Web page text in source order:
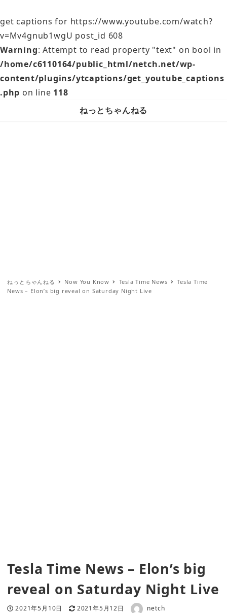
get captions for https://www.youtube.com/watch?
v=Mv4gnub1wgU post_id 608
Warning: Attempt to read property "text" on bool in
/home/c6110164/public_html/netch.net/wp-
content/plugins/ytcaptions/get_youtube_captions
.php on line 118
ねっとちゃんねる
ねっとちゃんねる Now You Know Tesla Time News
Tesla Time
News – Elon’s big reveal on Saturday Night Live
Tesla Time News – Elon’s big
reveal on Saturday Night Live
投稿日
2021年5月10日 更新日
2021年5月12日 著者 netch